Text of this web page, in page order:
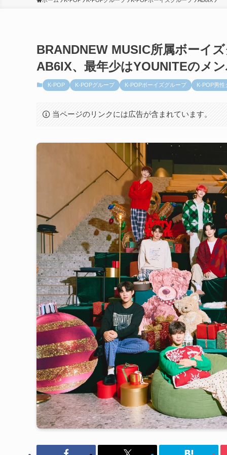
BRANDNEW MUSIC所属ボーイ
AB6IX、最年少はYOUNITEのメ
K-POP K-POPグループ K-POPボーイズグループ K-POP男性
当ページのリンクには広告が含まれています。